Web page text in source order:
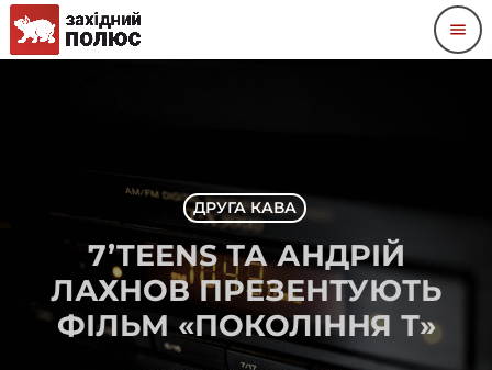
menu
ДРУГА КАВА
7’TEENS ТА АНДРІЙ
ЛАХНОВ ПРЕЗЕНТУЮТЬ
ФІЛЬМ «ПОКОЛІННЯ Т»